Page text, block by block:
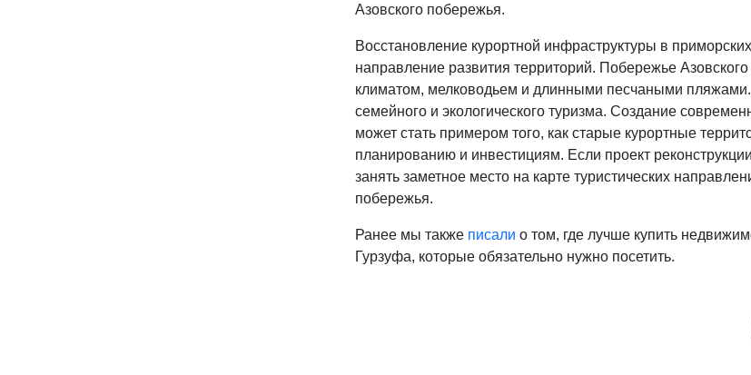
Азовского побережья.
Восстановление курортной инфраструктуры в
направление развития территорий. Побережье
климатом, мелководьем и длинными песчаными
семейного и экологического туризма. Создание
может стать примером того, как старые курортные
планированию и инвестициям. Если проект
занять заметное место на карте туристических
побережья.
Ранее мы также писали о том, где лучше купить
Гурзуфа, которые обязательно нужно посетить.